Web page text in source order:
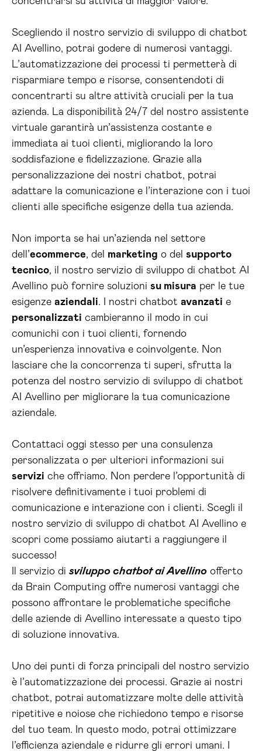
Scegliendo il nostro servizio di sviluppo di chatbot
AI Avellino, potrai godere di numerosi vantaggi.
L’automatizzazione dei processi ti permetterà di
risparmiare tempo e risorse, consentendoti di
concentrarti su altre attività cruciali per la tua
azienda. La disponibilità 24/7 del nostro assistente
virtuale garantirà un’assistenza costante e
immediata ai tuoi clienti, migliorando la loro
soddisfazione e fidelizzazione. Grazie alla
personalizzazione dei nostri chatbot, potrai
adattare la comunicazione e l’interazione con i tuoi
clienti alle specifiche esigenze della tua azienda.
Non importa se hai un’azienda nel settore
dell’ecommerce, del marketing o del supporto
tecnico, il nostro servizio di sviluppo di chatbot AI
Avellino può fornire soluzioni su misura per le tue
esigenze aziendali. I nostri chatbot avanzati e
personalizzati cambieranno il modo in cui
comunichi con i tuoi clienti, fornendo
un’esperienza innovativa e coinvolgente. Non
lasciare che la concorrenza ti superi, sfrutta la
potenza del nostro servizio di sviluppo di chatbot
AI Avellino per migliorare la tua comunicazione
aziendale.
Contattaci oggi stesso per una consulenza
personalizzata o per ulteriori informazioni sui
servizi che offriamo. Non perdere l’opportunità di
risolvere definitivamente i tuoi problemi di
comunicazione e interazione con i clienti. Scegli il
nostro servizio di sviluppo di chatbot AI Avellino e
scopri come possiamo aiutarti a raggiungere il
successo!
Il servizio di sviluppo chatbot ai Avellino offerto
da Brain Computing offre numerosi vantaggi che
possono affrontare le problematiche specifiche
delle aziende di Avellino interessate a questo tipo
di soluzione innovativa.
Uno dei punti di forza principali del nostro servizio
è l’automatizzazione dei processi. Grazie ai nostri
chatbot, potrai automatizzare molte delle attività
ripetitive e noiose che richiedono tempo e risorse
del tuo team. In questo modo, potrai ottimizzare
l’efficienza aziendale e ridurre gli errori umani. I